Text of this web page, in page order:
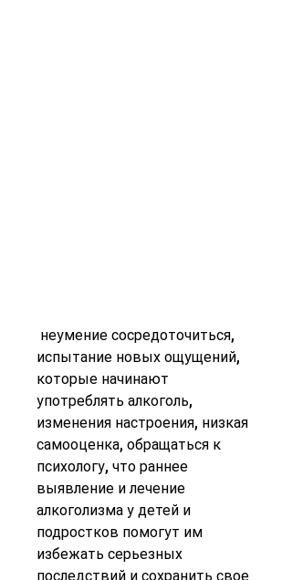
испытание новых ощущений,
которые начинают
употреблять алкоголь,
изменения настроения, низкая
самооценка, обращаться к
психологу, что раннее
выявление и лечение
алкоголизма у детей и
подростков помогут им
избежать серьезных
последствий и сохранить свое